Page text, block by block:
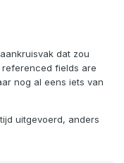
dat zou
fields are
nog al eens iets van
uitgevoerd, anders